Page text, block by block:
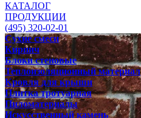
КАТАЛОГ
ПРОДУКЦИИ
(495) 320-02-01
Сухие смеси
Кирпич
Блоки стеновые
Теплоизоляционный материал
Кровля для крыши
Плитка тротуарная
Пиломатериалы
Искусственный камень